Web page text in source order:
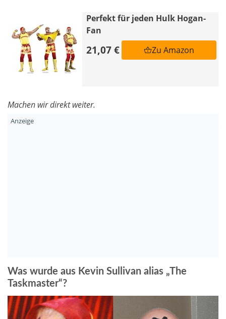
Perfekt für jeden Hulk Hogan-
Fan
21,07 € Zu Amazon
Machen wir direkt weiter.
Was wurde aus Kevin Sullivan alias „The
Taskmaster“?